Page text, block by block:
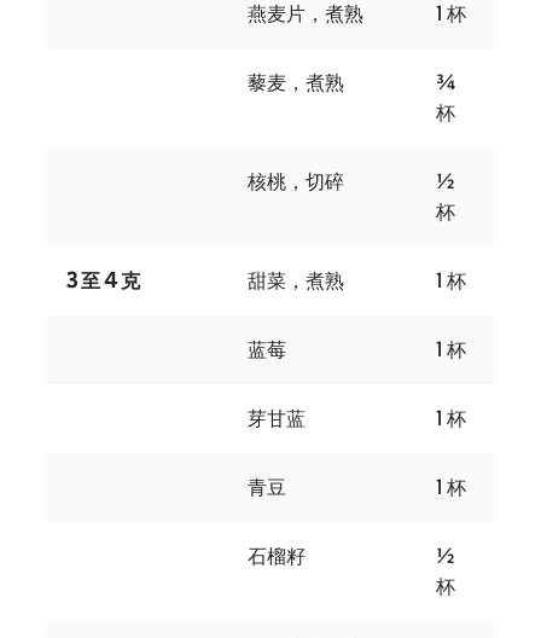
燕麦片，煮熟 1 杯
藜麦，煮熟
¾
杯
核桃，切碎
½
杯
3 至 4 克 甜菜，煮熟 1 杯
蓝莓 1 杯
芽甘蓝 1 杯
青豆 1 杯
石榴籽
½
杯